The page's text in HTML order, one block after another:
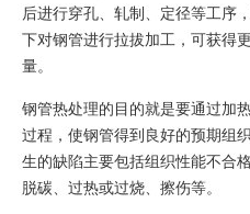
后进行穿孔、轧制、定径等工序
下对钢管进行拉拔加工，可获得
量。
钢管热处理的目的就是要通过加
过程，使钢管得到良好的预期组
生的缺陷主要包括组织性能不合
脱碳、过热或过烧、擦伤等。